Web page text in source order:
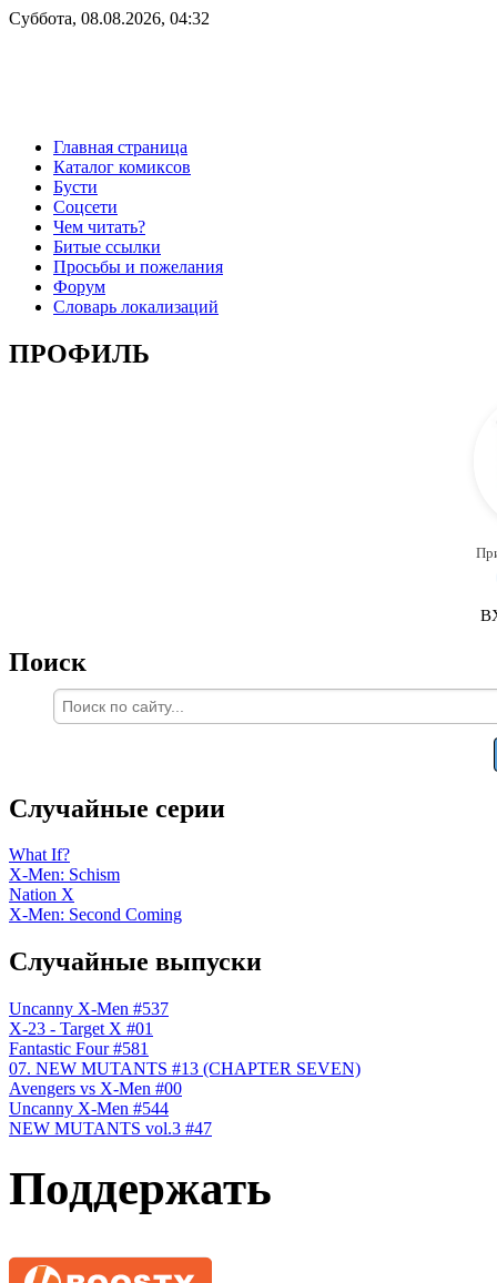
Суббота, 08.08.2026, 04:32
Главная страница
Каталог комиксов
Бусти
Соцсети
Чем читать?
Битые ссылки
Просьбы и пожелания
Форум
Словарь локализаций
ПРОФИЛЬ
Поиск
Случайные серии
What If?
X-Men: Schism
Nation X
X-Men: Second Coming
Случайные выпуски
Uncanny X-Men #537
X-23 - Target X #01
Fantastic Four #581
07. NEW MUTANTS #13 (CHAPTER SEVEN)
Avengers vs X-Men #00
Uncanny X-Men #544
NEW MUTANTS vol.3 #47
Поддержать